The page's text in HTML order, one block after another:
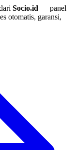
Socio.id — panel
otomatis, garansi,